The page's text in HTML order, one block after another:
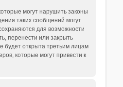
могут нарушить законы
таких сообщений могут
для возможности
перенести или закрыть
будет открыта третьим лицам
которые могут привести к